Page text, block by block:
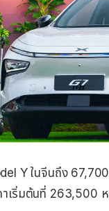
Y ในจีนถึง
เริ่มต้นที่ 263,500